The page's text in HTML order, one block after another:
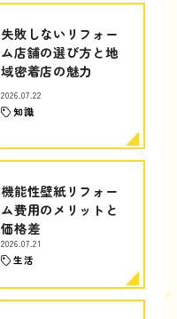
失敗しないリフォー
ム店舗の選び方と地
域密着店の魅力
2026.07.22
知識
機能性壁紙リフォー
ム費用のメリットと
価格差
2026.07.21
生活